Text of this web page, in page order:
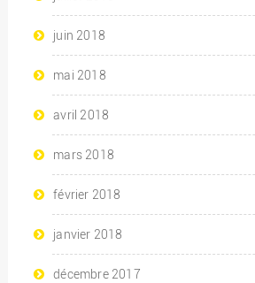
juin 2018
mai 2018
avril 2018
mars 2018
février 2018
janvier 2018
décembre 2017